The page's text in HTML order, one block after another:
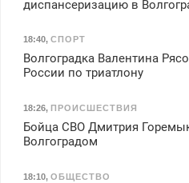
диспансеризацию в
18:40, СПОРТ
Волгоградка Валентина
России по триатлону
18:26, ПРОИСШЕСТВИЯ
Бойца СВО Дмитрия
Волгоградом
18:10, ОБЩЕСТВО